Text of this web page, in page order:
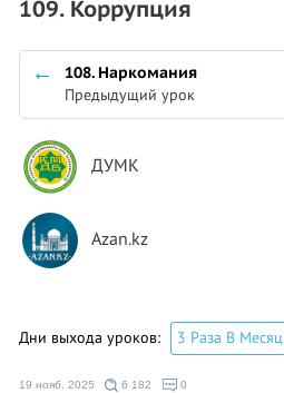
109. Коррупция
108. Наркомания
Предыдущий урок
ДУМК
Azan.kz
Дни выхода уроков: 3 Раза В Месяц
19 нояб. 2025 6 182 0